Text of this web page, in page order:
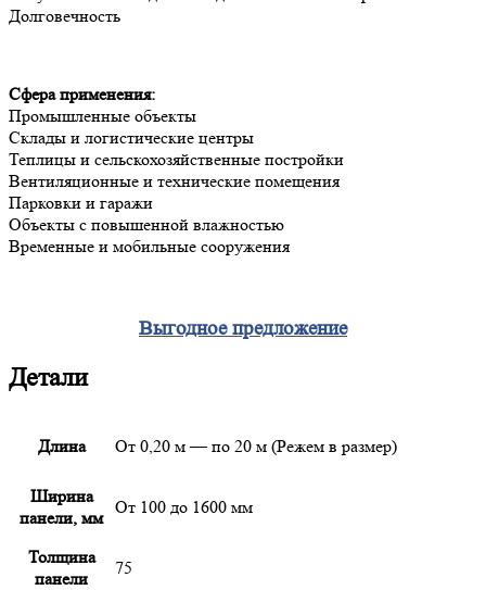
Долговечность
Сфера применения:
Промышленные объекты
Склады и логистические центры
Теплицы и сельскохозяйственные постройки
Вентиляционные и технические помещения
Парковки и гаражи
Объекты с повышенной влажностью
Временные и мобильные сооружения
Выгодное предложение
Детали
Длина От 0,20 м — по 20 м (Режем в размер)
Ширина
панели, мм
От 100 до 1600 мм
Толщина
панели
75